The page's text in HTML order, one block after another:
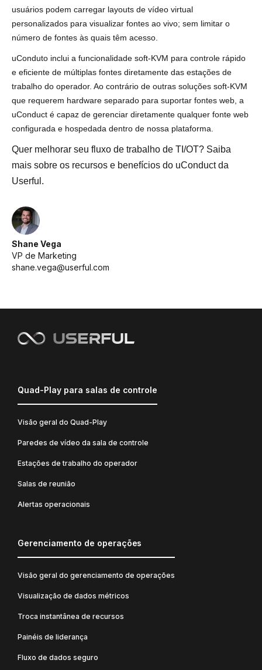
usuários podem carregar layouts de vídeo virtual
personalizados para visualizar fontes ao vivo; sem limitar o
número de fontes às quais têm acesso.
uConduto inclui a funcionalidade soft-KVM para controle rápido
e eficiente de múltiplas fontes diretamente das estações de
trabalho do operador. Ao contrário de outras soluções soft-KVM
que requerem hardware separado para suportar fontes web, a
uConduct é capaz de gerenciar diretamente qualquer fonte web
configurada e hospedada dentro de nossa plataforma.
Quer melhorar seu fluxo de trabalho de TI/OT? Saiba
mais sobre os recursos e benefícios do uConduct da
Userful .
Shane Vega
VP de Marketing
shane.vega@userful.com
Quad-Play para salas de controle
Visão geral do Quad-Play
Paredes de vídeo da sala de controle
Estações de trabalho do operador
Salas de reunião
Alertas operacionais
Gerenciamento de operações
Visão geral do gerenciamento de operações
Visualização de dados métricos
Troca instantânea de recursos
Painéis de liderança
Fluxo de dados seguro